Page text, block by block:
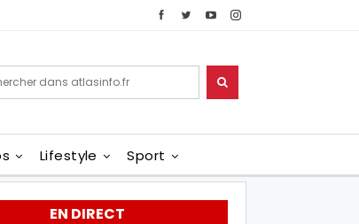
Lifestyle Sport
EN DIRECT